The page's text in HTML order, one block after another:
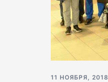
11 НОЯБРЯ, 2018